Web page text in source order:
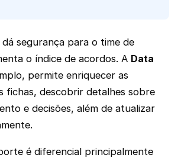
segurança para o time de
o índice de acordos. A Data
permite enriquecer as
fichas, descobrir detalhes sobre
e decisões, além de atualizar
é diferencial principalmente